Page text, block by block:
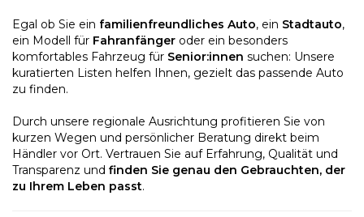
Egal ob Sie ein familienfreundliches Auto, ein Stadtauto,
ein Modell für Fahranfänger oder ein besonders
komfortables Fahrzeug für Senior:innen suchen: Unsere
kuratierten Listen helfen Ihnen, gezielt das passende Auto
zu finden.
Durch unsere regionale Ausrichtung profitieren Sie von
kurzen Wegen und persönlicher Beratung direkt beim
Händler vor Ort. Vertrauen Sie auf Erfahrung, Qualität und
Transparenz und finden Sie genau den Gebrauchten, der
zu Ihrem Leben passt.